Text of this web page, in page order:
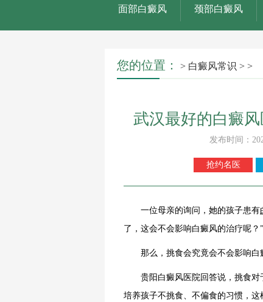
面部白癜风 颈部白癜风
您的位置： > 白癜风常识 > >
武汉最好的白癜
发布时间：
抢约名医
一位母亲的询问，她的孩子患有
了，这会不会影响白癜风的治疗呢？”
那么，挑食会究竟会不会影响白
贵阳白癜风医院回答说，挑食对
培养孩子不挑食、不偏食的习惯，